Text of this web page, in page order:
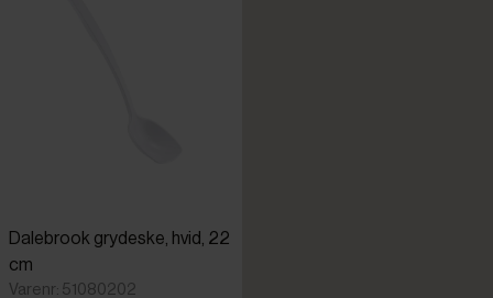
Dalebrook grydeske, hvid, 22
cm
Varenr: 51080202